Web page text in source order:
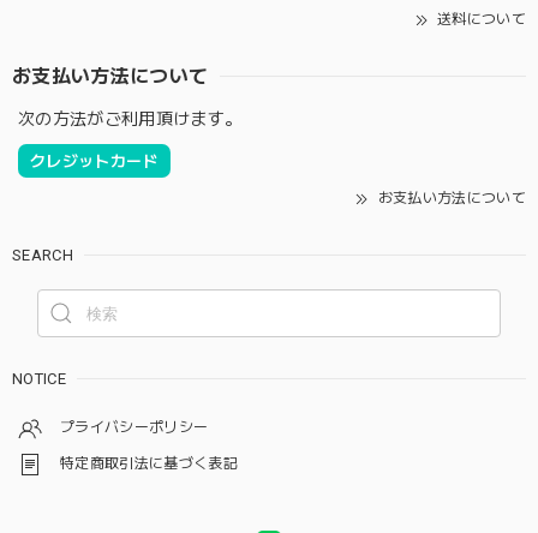
送料について
お支払い方法について
次の方法がご利用頂けます。
クレジットカード
お支払い方法について
SEARCH
NOTICE
プライバシーポリシー
特定商取引法に基づく表記